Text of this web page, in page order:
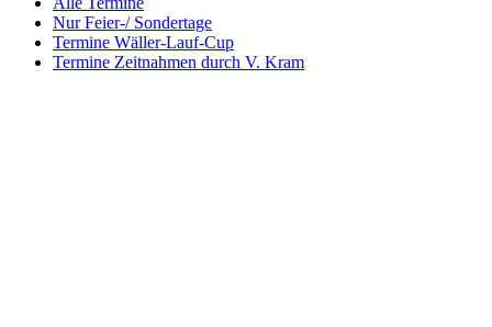
Nur Feier-/ Sondertage
Termine Wäller-Lauf-Cup
Termine Zeitnahmen durch V. Kram